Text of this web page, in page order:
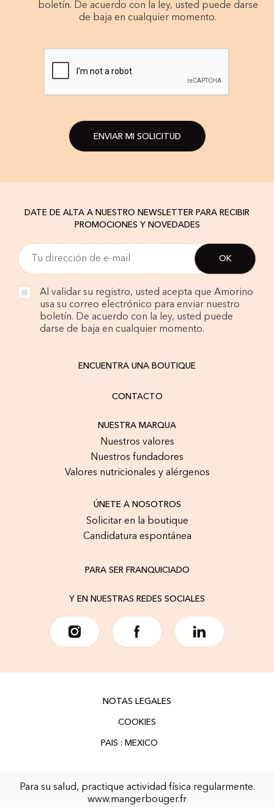
boletín. De acuerdo con la ley, usted puede darse
de baja en cualquier momento.
ENVIAR MI SOLICITUD
DATE DE ALTA A NUESTRO NEWSLETTER PARA RECIBIR
PROMOCIONES Y NOVEDADES
Al validar su registro, usted acepta que Amorino
usa su correo electrónico para enviar nuestro
boletín. De acuerdo con la ley, usted puede
darse de baja en cualquier momento.
ENCUENTRA UNA BOUTIQUE
CONTACTO
NUESTRA MARQUA
Nuestros valores
Nuestros fundadores
Valores nutricionales y alérgenos
ÚNETE A NOSOTROS
Solicitar en la boutique
Candidatura espontánea
PARA SER FRANQUICIADO
Y EN NUESTRAS REDES SOCIALES
NOTAS LEGALES
COOKIES
Para su salud, practique actividad física regularmente.
www.mangerbouger.fr